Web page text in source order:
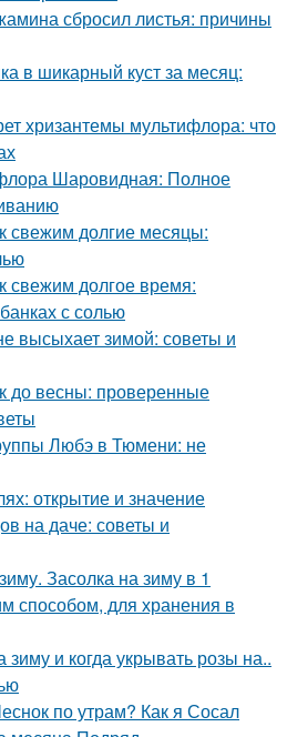
сбросил листья: причины
в шикарный куст за месяц:
хризантемы мультифлора: что
Шаровидная: Полное
свежим долгие месяцы:
свежим долгое время:
с солью
высыхает зимой: советы и
до весны: проверенные
Любэ в Тюмени: не
открытие и значение
на даче: советы и
Засолка на зиму в 1
способом, для хранения в
зиму и когда укрывать розы на..
по утрам? Как я Сосал